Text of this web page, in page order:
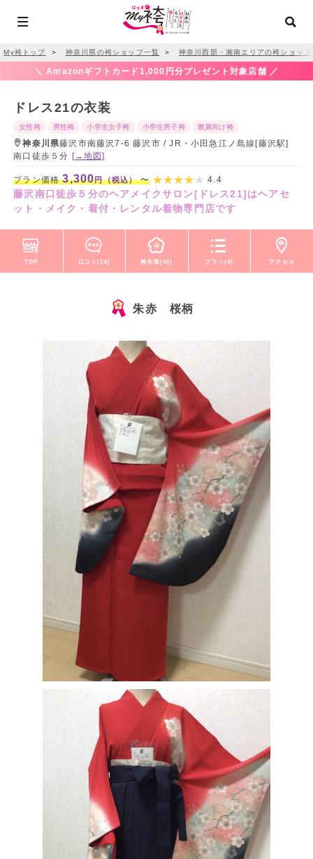
My袴トップ ＞ 神奈川県の袴ショップ一覧 ＞ 神奈川西部・湘南エリアの袴ショップ
＼ Amazonギフトカード1,000円分プレゼント対象店舗 ／
ドレス21の衣装
女性袴 男性袴 小学生女子袴 小学生男子袴 教員向け袴
神奈川県藤沢市南藤沢7-6 藤沢市 / JR・小田急江ノ島線[藤沢駅]
南口徒歩５分 [→地図]
プラン価格3,300円（税込）〜 4.4
藤沢南口徒歩５分のヘアメイクサロン[ドレス21]はヘアセ
ット・メイク・着付・レンタル着物専門店です
TOP 口コミ(16) 袴衣装(46) プラン(4) アクセス
朱赤 桜柄